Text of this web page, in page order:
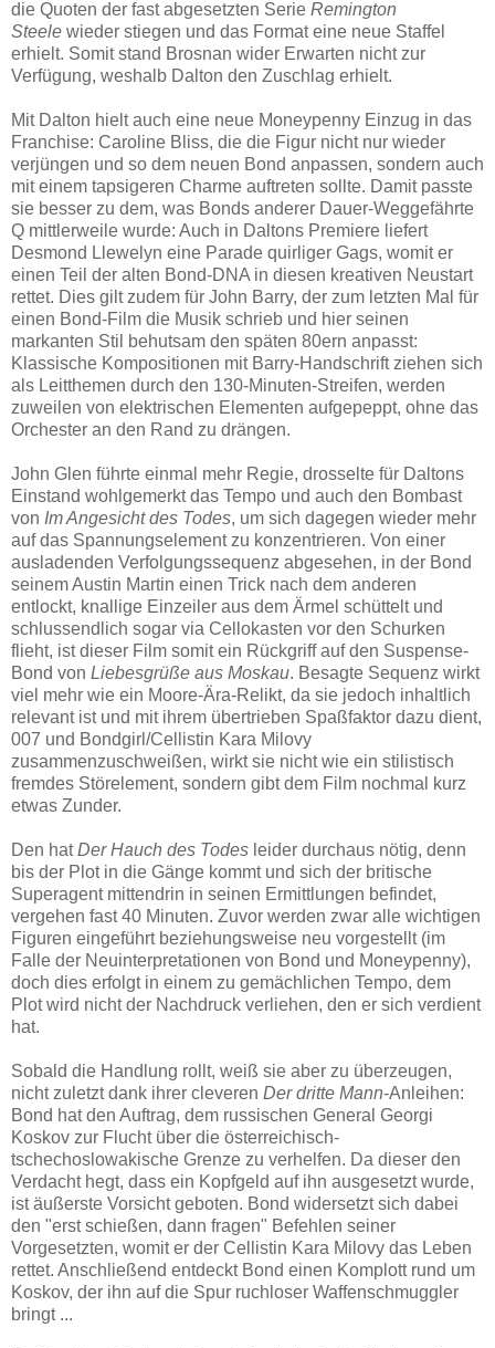
die Quoten der fast abgesetzten Serie Remington
Steele wieder stiegen und das Format eine neue Staffel
erhielt. Somit stand Brosnan wider Erwarten nicht zur
Verfügung, weshalb Dalton den Zuschlag erhielt.
Mit Dalton hielt auch eine neue Moneypenny Einzug in das
Franchise: Caroline Bliss, die die Figur nicht nur wieder
verjüngen und so dem neuen Bond anpassen, sondern auch
mit einem tapsigeren Charme auftreten sollte. Damit passte
sie besser zu dem, was Bonds anderer Dauer-Weggefährte
Q mittlerweile wurde: Auch in Daltons Premiere liefert
Desmond Llewelyn eine Parade quirliger Gags, womit er
einen Teil der alten Bond-DNA in diesen kreativen Neustart
rettet. Dies gilt zudem für John Barry, der zum letzten Mal für
einen Bond-Film die Musik schrieb und hier seinen
markanten Stil behutsam den späten 80ern anpasst:
Klassische Kompositionen mit Barry-Handschrift ziehen sich
als Leitthemen durch den 130-Minuten-Streifen, werden
zuweilen von elektrischen Elementen aufgepeppt, ohne das
Orchester an den Rand zu drängen.
John Glen führte einmal mehr Regie, drosselte für Daltons
Einstand wohlgemerkt das Tempo und auch den Bombast
von Im Angesicht des Todes, um sich dagegen wieder mehr
auf das Spannungselement zu konzentrieren. Von einer
ausladenden Verfolgungssequenz abgesehen, in der Bond
seinem Austin Martin einen Trick nach dem anderen
entlockt, knallige Einzeiler aus dem Ärmel schüttelt und
schlussendlich sogar via Cellokasten vor den Schurken
flieht, ist dieser Film somit ein Rückgriff auf den Suspense-
Bond von Liebesgrüße aus Moskau. Besagte Sequenz wirkt
viel mehr wie ein Moore-Ära-Relikt, da sie jedoch inhaltlich
relevant ist und mit ihrem übertrieben Spaßfaktor dazu dient,
007 und Bondgirl/Cellistin Kara Milovy
zusammenzuschweißen, wirkt sie nicht wie ein stilistisch
fremdes Störelement, sondern gibt dem Film nochmal kurz
etwas Zunder.
Den hatDer Hauch des Todes leider durchaus nötig, denn
bis der Plot in die Gänge kommt und sich der britische
Superagent mittendrin in seinen Ermittlungen befindet,
vergehen fast 40 Minuten. Zuvor werden zwar alle wichtigen
Figuren eingeführt beziehungsweise neu vorgestellt (im
Falle der Neuinterpretationen von Bond und Moneypenny),
doch dies erfolgt in einem zu gemächlichen Tempo, dem
Plot wird nicht der Nachdruck verliehen, den er sich verdient
hat.
Sobald die Handlung rollt, weiß sie aber zu überzeugen,
nicht zuletzt dank ihrer cleveren Der dritte Mann-Anleihen:
Bond hat den Auftrag, dem russischen General Georgi
Koskov zur Flucht über die österreichisch-
tschechoslowakische Grenze zu verhelfen. Da dieser den
Verdacht hegt, dass ein Kopfgeld auf ihn ausgesetzt wurde,
ist äußerste Vorsicht geboten. Bond widersetzt sich dabei
den "erst schießen, dann fragen" Befehlen seiner
Vorgesetzten, womit er der Cellistin Kara Milovy das Leben
rettet. Anschließend entdeckt Bond einen Komplott rund um
Koskov, der ihn auf die Spur ruchloser Waffenschmuggler
bringt ...